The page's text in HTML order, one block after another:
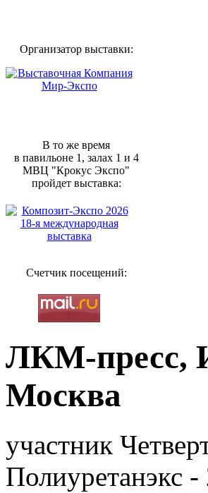
Организатор выставки:
В то же время
в павильоне 1, залах 1 и 4
МВЦ "Крокус Экспо"
пройдет выставка:
Счетчик посещений:
ЛКМ-пресс,
Москва
участник
Полиуретанэкс -